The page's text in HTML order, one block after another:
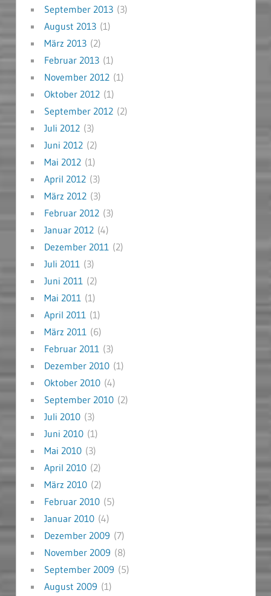
September 2013(3)
August 2013(1)
März 2013(2)
Februar 2013(1)
November 2012(1)
Oktober 2012(1)
September 2012(2)
Juli 2012(3)
Juni 2012(2)
Mai 2012(1)
April 2012(3)
März 2012(3)
Februar 2012(3)
Januar 2012(4)
Dezember 2011 (2)
Juli 2011 (3)
Juni 2011 (2)
Mai 2011 (1)
April 2011 (1)
März 2011 (6)
Februar 2011 (3)
Dezember 2010(1)
Oktober 2010(4)
September 2010(2)
Juli 2010(3)
Juni 2010(1)
Mai 2010(3)
April 2010(2)
März 2010(2)
Februar 2010(5)
Januar 2010(4)
Dezember 2009 (7)
November 2009 (8)
September 2009 (5)
August 2009 (1)